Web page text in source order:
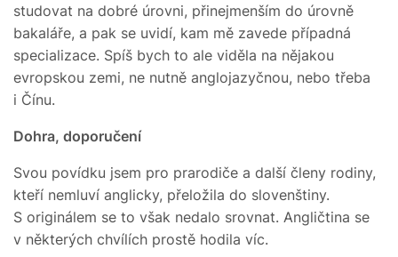
studovat na dobré úrovni, přinejmenším do úrovně
bakaláře, a pak se uvidí, kam mě zavede případná
specializace. Spíš bych to ale viděla na nějakou
evropskou zemi, ne nutně anglojazyčnou, nebo třeba
i Čínu.
Dohra, doporučení
Svou povídku jsem pro prarodiče a další členy rodiny,
kteří nemluví anglicky, přeložila do slovenštiny.
S originálem se to však nedalo srovnat. Angličtina se
v některých chvílích prostě hodila víc.